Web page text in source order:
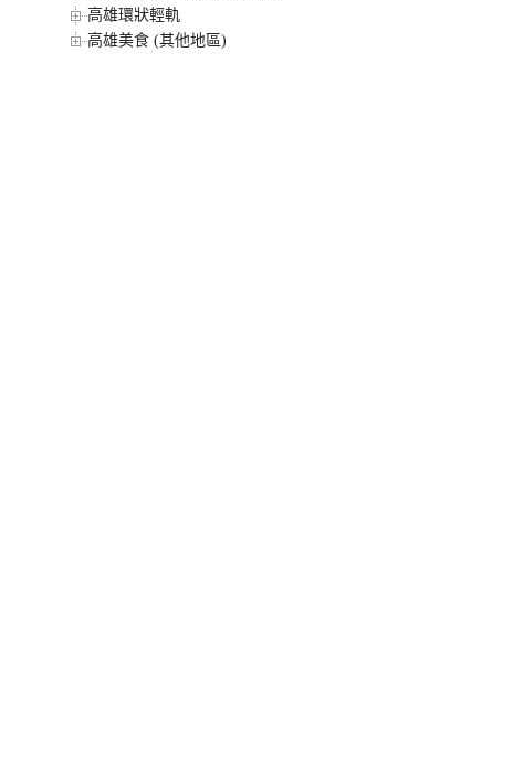
高雄環狀輕軌
高雄美食 (其他地區)